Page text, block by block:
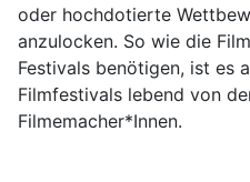
oder hochdotierte
anzulocken. So wie die
Festivals benötigen, ist es
Filmfestivals lebend von
Filmemacher*Innen.